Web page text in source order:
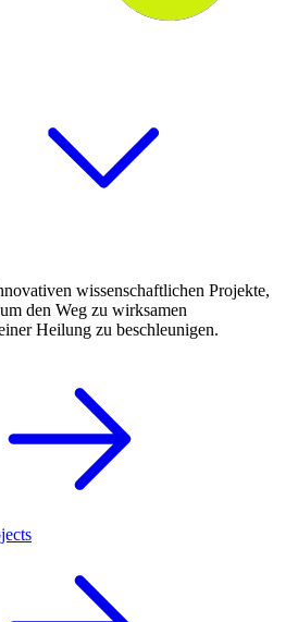
wissenschaftlichen Projekte,
den Weg zu wirksamen
Heilung zu beschleunigen.